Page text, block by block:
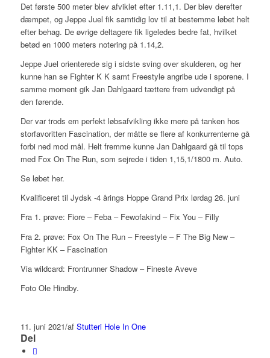
Det første 500 meter blev afviklet efter 1.11,1. Der blev derefter
dæmpet, og Jeppe Juel fik samtidig lov til at bestemme løbet helt
efter behag. De øvrige deltagere fik ligeledes bedre fat, hvilket
betød en 1000 meters notering på 1.14,2.
Jeppe Juel orienterede sig i sidste sving over skulderen, og her
kunne han se Fighter K K samt Freestyle angribe ude i sporene. I
samme moment gik Jan Dahlgaard tættere frem udvendigt på
den førende.
Der var trods em perfekt løbsafvikling ikke mere på tanken hos
storfavoritten Fascination, der måtte se flere af konkurrenterne gå
forbi ned mod mål. Helt fremme kunne Jan Dahlgaard gå til tops
med Fox On The Run, som sejrede i tiden 1,15,1/1800 m. Auto.
Se løbet her.
Kvalificeret til Jydsk -4 årings Hoppe Grand Prix lørdag 26. juni
Fra 1. prøve: Fiore – Feba – Fewofakind – Fix You – Filly
Fra 2. prøve: Fox On The Run – Freestyle – F The Big New –
Fighter KK – Fascination
Via wildcard: Frontrunner Shadow – Fineste Aveve
Foto Ole Hindby.
11. juni 2021/af Stutteri Hole In One
Del